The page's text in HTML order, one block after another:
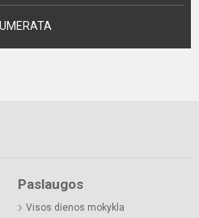
Paslaugos
Visos dienos mokykla